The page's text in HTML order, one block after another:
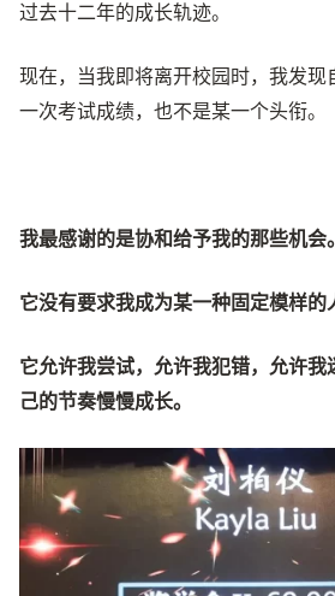
过去十二年的成长轨迹。
现在，当我即将离开校园时，我发现
一次考试成绩，也不是某一个头衔。
我最感谢的是协和给予我的那些机会。
它没有要求我成为某一种固定模样的
它允许我尝试，允许我犯错，允许我
己的节奏慢慢成长。